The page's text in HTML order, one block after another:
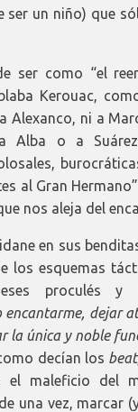
ser un niño) que
ser como “el
Kerouac,
Alexanco, ni a
Alba o a
al Gran
nos aleja del
en sus
los esquemas
proculés y
encantarme, dejar
la única y noble
decían los beat
el maleficio del
una vez, marcar